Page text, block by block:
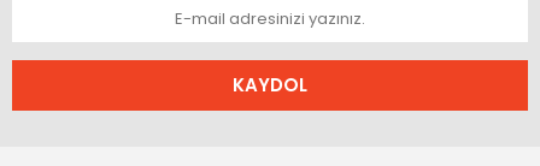
KAYDOL